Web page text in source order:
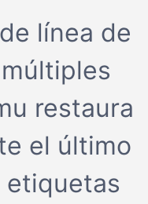
línea de
restaura
el último